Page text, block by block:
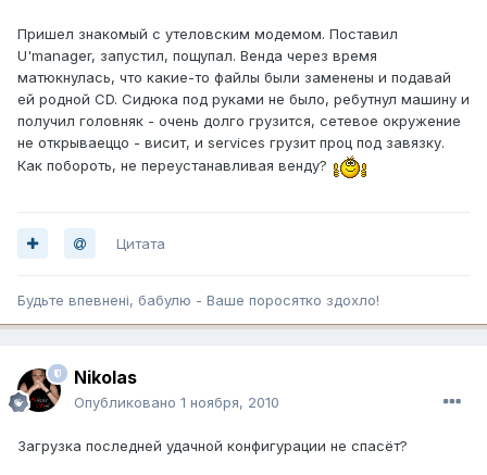
Пришел знакомый с утеловским модемом. Поставил
U'manager, запустил, пощупал. Венда через время
матюкнулась, что какие-то файлы были заменены и подавай
ей родной CD. Сидюка под руками не было, ребутнул машину и
получил головняк - очень долго грузится, сетевое окружение
не открываеццо - висит, и services грузит проц под завязку.
Как побороть, не переустанавливая венду?
Цитата
Будьте впевненi, бабулю - Ваше поросятко здохло!
Nikolas
Опубликовано 1 ноября, 2010
Загрузка последней удачной конфигурации не спасёт?